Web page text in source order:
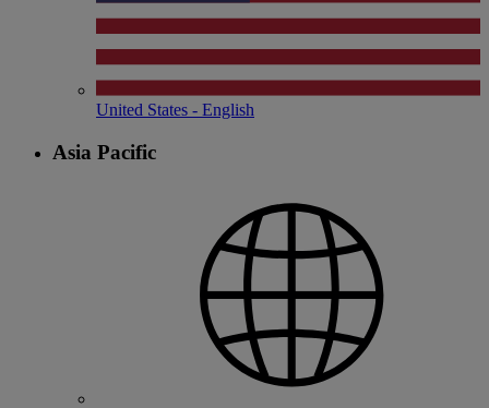
United States - English
Asia Pacific